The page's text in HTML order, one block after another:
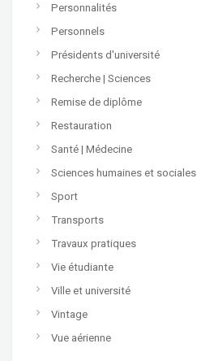
Personnalités
Personnels
Présidents d'université
Recherche | Sciences
Remise de diplôme
Restauration
Santé | Médecine
Sciences humaines et sociales
Sport
Transports
Travaux pratiques
Vie étudiante
Ville et université
Vintage
Vue aérienne